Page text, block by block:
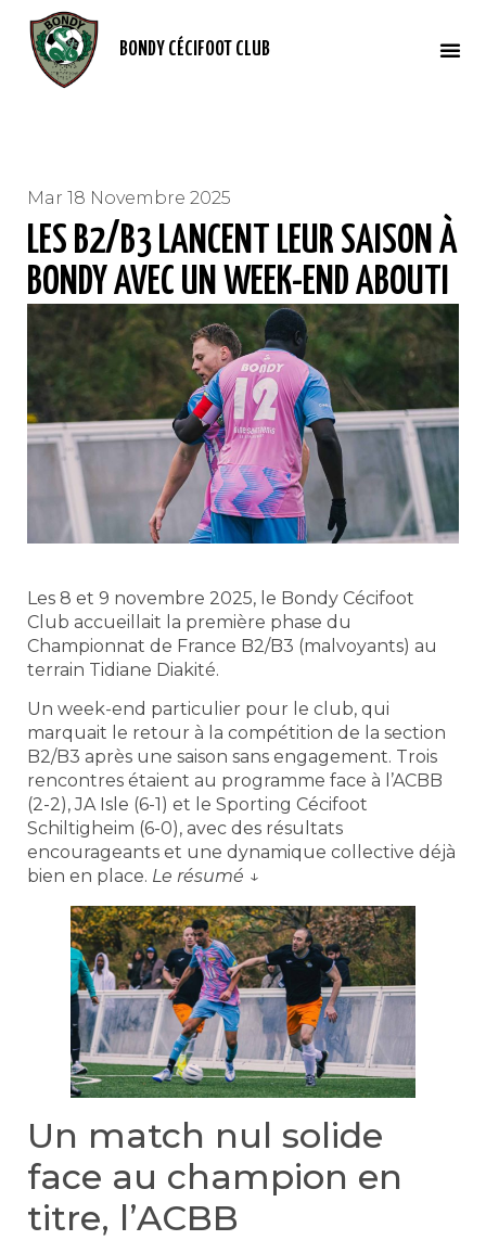
BONDY CÉCIFOOT CLUB
Mar 18 Novembre 2025
LES B2/B3 LANCENT LEUR SAISON À
BONDY AVEC UN WEEK-END ABOUTI
Les 8 et 9 novembre 2025, le Bondy Cécifoot
Club accueillait la première phase du
Championnat de France B2/B3 (malvoyants) au
terrain Tidiane Diakité.
Un week-end particulier pour le club, qui
marquait le retour à la compétition de la section
B2/B3 après une saison sans engagement. Trois
rencontres étaient au programme face à l’ACBB
(2-2), JA Isle (6-1) et le Sporting Cécifoot
Schiltigheim (6-0), avec des résultats
encourageants et une dynamique collective déjà
bien en place. Le résumé ↓
Un match nul solide
face au champion en
titre, l’ACBB